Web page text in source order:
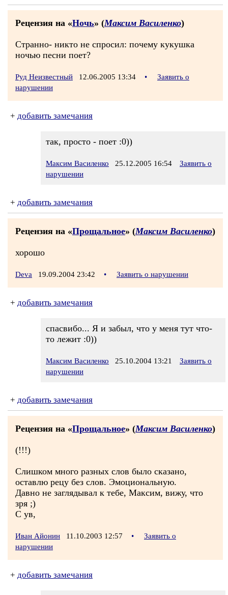
Рецензия на «Ночь» (Максим Василенко)
Странно- никто не спросил: почему кукушка
ночью песни поет?
Руд Неизвестный 12.06.2005 13:34 •
Заявить о
нарушении
+ добавить замечания
так, просто - поет :0))
Максим Василенко 25.12.2005 16:54
Заявить о
нарушении
+ добавить замечания
Рецензия на «Прощальное» (Максим Василенко)
хорошо
Deva 19.09.2004 23:42 • Заявить о нарушении
+ добавить замечания
спасвибо... Я и забыл, что у меня тут что-
то лежит :0))
Максим Василенко 25.10.2004 13:21
Заявить о
нарушении
+ добавить замечания
Рецензия на «Прощальное» (Максим Василенко)
(!!!)
Слишком много разных слов было сказано,
оставлю рецу без слов. Эмоциональную.
Давно не заглядывал к тебе, Максим, вижу, что
зря ;)
С ув,
Иван Айонин 11.10.2003 12:57 •
Заявить о
нарушении
+ добавить замечания